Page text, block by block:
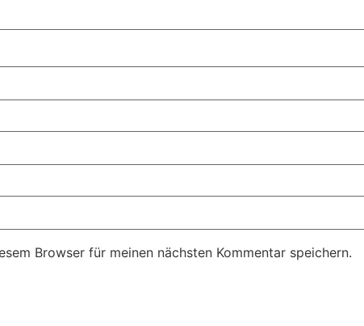
Browser für meinen nächsten Kommentar speichern.